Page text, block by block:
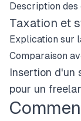
Description
Taxation et
Explication sur
Comparaison
Insertion d'un
pour un